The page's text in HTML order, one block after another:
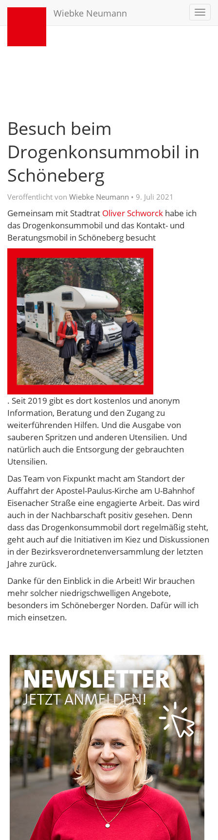
Wiebke Neumann
Besuch beim
Drogenkonsummobil in
Schöneberg
Veröffentlicht von Wiebke Neumann • 9. Juli 2021
Gemeinsam mit Stadtrat Oliver Schworck habe ich
das Drogenkonsummobil und das Kontakt- und
Beratungsmobil in Schöneberg besucht
. Seit 2019 gibt es dort kostenlos und anonym
Information, Beratung und den Zugang zu
weiterführenden Hilfen. Und die Ausgabe von
sauberen Spritzen und anderen Utensilien. Und
natürlich auch die Entsorgung der gebrauchten
Utensilien.
Das Team von Fixpunkt macht am Standort der
Auffahrt der Apostel-Paulus-Kirche am U-Bahnhof
Eisenacher Straße eine engagierte Arbeit. Das wird
auch in der Nachbarschaft positiv gesehen. Denn
dass das Drogenkonsummobil dort regelmäßig steht,
geht auch auf die Initiativen im Kiez und Diskussionen
in der Bezirksverordnetenversammlung der letzten
Jahre zurück.
Danke für den Einblick in die Arbeit! Wir brauchen
mehr solcher niedrigschwelligen Angebote,
besonders im Schöneberger Norden. Dafür will ich
mich einsetzen.